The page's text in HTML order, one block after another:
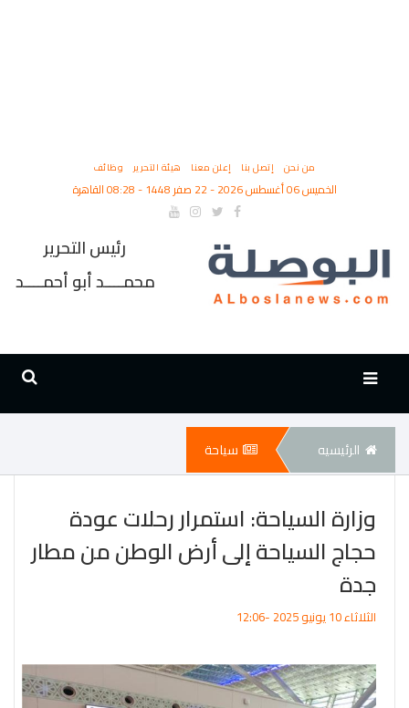
من نحن إتصل بنا إعلن معنا هيئة التحرير وظائف
الخميس 06 أغسطس 2026 - 22 صفر 1448 - 08:28 القاهرة
رئيس التحرير
محمــــد أبو أحمــــد
الرئيسيه سياحة
وزارة السياحة: استمرار رحلات عودة
حجاج السياحة إلى أرض الوطن من مطار
جدة
الثلاثاء 10 يونيو 2025 -12:06